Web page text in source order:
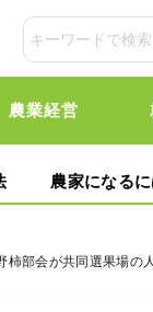
農業経営
農家になる
柿部会が共同選果場の